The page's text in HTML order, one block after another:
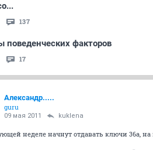
137
поведенческих факторов
17
Александр.....
guru
09 мая 2011 kuklena
неделе начнут отдавать ключи 36а, на